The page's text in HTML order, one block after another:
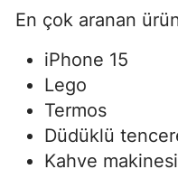
En çok aranan
iPhone 15
Lego
Termos
Düdüklü
Kahve makinesi